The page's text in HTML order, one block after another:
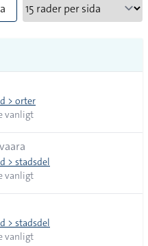
> orter
vanligt
> stadsdel
vanligt
> stadsdel
vanligt